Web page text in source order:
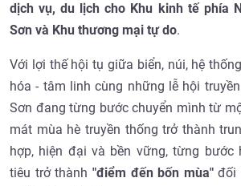
dịch vụ, du lịch cho Khu kinh tế phía
Sơn và Khu thương mại tự do.
Với lợi thế hội tụ giữa biển, núi, hệ
hóa - tâm linh cùng những lễ hội
Sơn đang từng bước chuyển mình từ
mát mùa hè truyền thống trở thành
hợp, hiện đại và bền vững, từng bước
tiêu trở thành "điểm đến bốn mùa"đối